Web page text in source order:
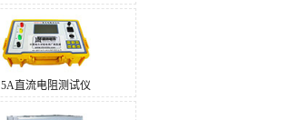
5A直流电阻测试仪